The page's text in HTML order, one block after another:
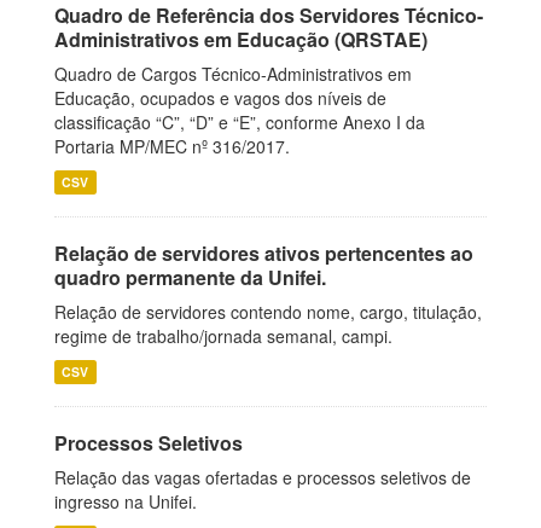
Quadro de Referência dos Servidores Técnico-
Administrativos em Educação (QRSTAE)
Quadro de Cargos Técnico-Administrativos em
Educação, ocupados e vagos dos níveis de
classificação “C”, “D” e “E”, conforme Anexo I da
Portaria MP/MEC nº 316/2017.
CSV
Relação de servidores ativos pertencentes ao
quadro permanente da Unifei.
Relação de servidores contendo nome, cargo, titulação,
regime de trabalho/jornada semanal, campi.
CSV
Processos Seletivos
Relação das vagas ofertadas e processos seletivos de
ingresso na Unifei.